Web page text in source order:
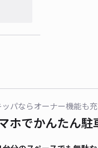
ッパならオーナー機能も
ホでかんたん駐